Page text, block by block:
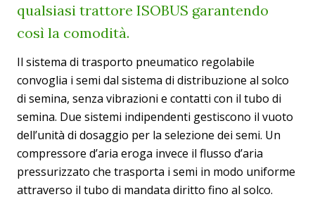
qualsiasi trattore ISOBUS garantendo
così la comodità.
Il sistema di trasporto pneumatico regolabile
convoglia i semi dal sistema di distribuzione al solco
di semina, senza vibrazioni e contatti con il tubo di
semina. Due sistemi indipendenti gestiscono il vuoto
dell’unità di dosaggio per la selezione dei semi. Un
compressore d’aria eroga invece il flusso d’aria
pressurizzato che trasporta i semi in modo uniforme
attraverso il tubo di mandata diritto fino al solco.